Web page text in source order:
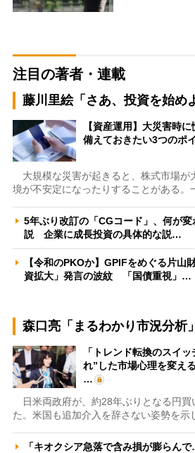
注目の著者・連載
藤川里絵「さあ、投資を始め
【資産運用】大災害時
備えておきたい3つのポ
大規模な災害が起きると、株式市場が
境が不安定になったりすることがある。
5年ぶり改訂の「CGコード」、何が
説 企業に成長投資の具体的な説…
【令和のPKOか】GPIFをめぐる片山
資拡大」発言の波紋 「国債重視」…
森口亮「まるわかり市況分析」
「トレンド転換のスイ
れ”した市場心理を変え
…
日米両政府が、約28年ぶりとなる円買
た。米国も追加介入を辞さない姿勢を示
「キオクシア急落で含み損が膨らん